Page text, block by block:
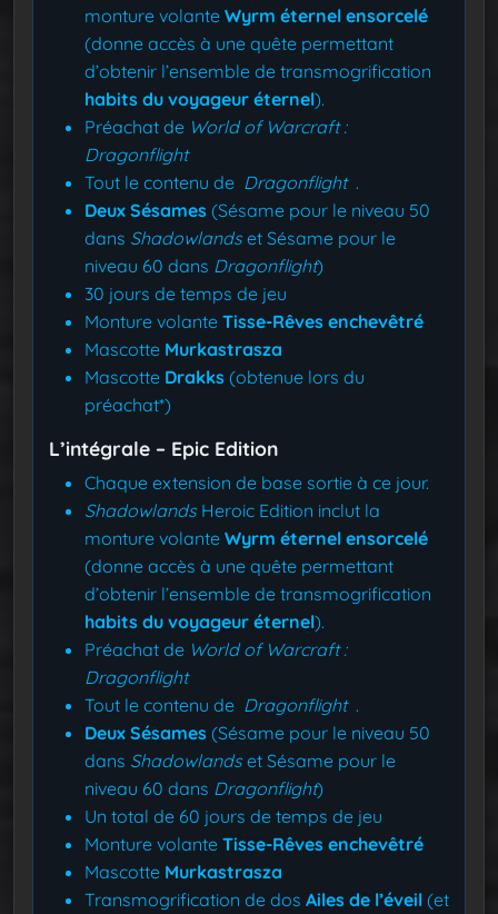
monture volante Wyrm éternel ensorcelé
(donne accès à une quête permettant
d’obtenir l’ensemble de transmogrification
habits du voyageur éternel).
Préachat de World of Warcraft :
Dragonflight
Tout le contenu de Dragonflight .
Deux Sésames (Sésame pour le niveau 50
dans Shadowlandset Sésame pour le
niveau 60 dans Dragonflight)
30 jours de temps de jeu
Monture volante Tisse-Rêves enchevêtré
Mascotte Murkastrasza
Mascotte Drakks (obtenue lors du
préachat*)
L’intégrale – Epic Edition
Chaque extension de base sortie à ce jour.
ShadowlandsHeroic Edition inclut la
monture volante Wyrm éternel ensorcelé
(donne accès à une quête permettant
d’obtenir l’ensemble de transmogrification
habits du voyageur éternel).
Préachat de World of Warcraft :
Dragonflight
Tout le contenu de Dragonflight .
Deux Sésames (Sésame pour le niveau 50
dans Shadowlandset Sésame pour le
niveau 60 dans Dragonflight)
Un total de 60 jours de temps de jeu
Monture volante Tisse-Rêves enchevêtré
Mascotte Murkastrasza
Transmogrification de dos Ailes de l’éveil (et